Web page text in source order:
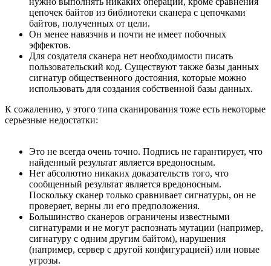
цепочек байтов из библиотеки сканера с цепочками
байтов, полученных от цели.
Он менее навязчив и почти не имеет побочных
эффектов.
Для создателя сканера нет необходимости писать
пользовательский код. Существуют также базы данных
сигнатур общественного достояния, которые можно
использовать для создания собственной базы данных.
К сожалению, у этого типа сканирования тоже есть некоторые
серьезные недостатки:
Это не всегда очень точно. Подпись не гарантирует, что
найденный результат является вредоносным.
Нет абсолютно никаких доказательств того, что
сообщенный результат является вредоносным.
Поскольку сканер только сравнивает сигнатуры, он не
проверяет, верны ли его предположения.
Большинство сканеров ограничены известными
сигнатурами и не могут распознать мутации (например,
сигнатуру с одним другим байтом), нарушения
(например, сервер с другой конфигурацией) или новые
угрозы.